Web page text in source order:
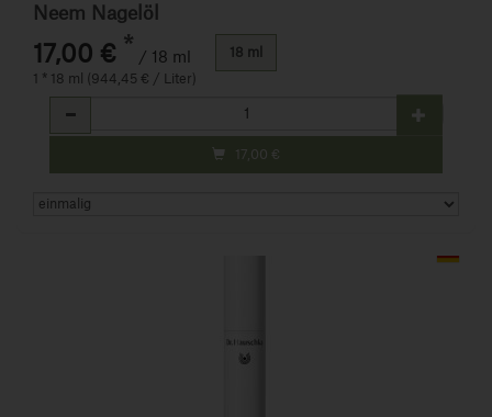
Neem Nagelöl
17,00 € * / 18 ml
1 * 18 ml (944,45 € / Liter)
18 ml
Anzahl
17,00 €